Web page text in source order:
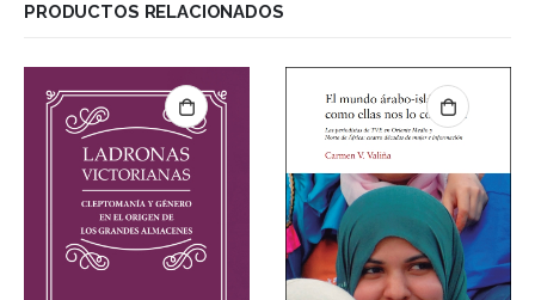
PRODUCTOS RELACIONADOS